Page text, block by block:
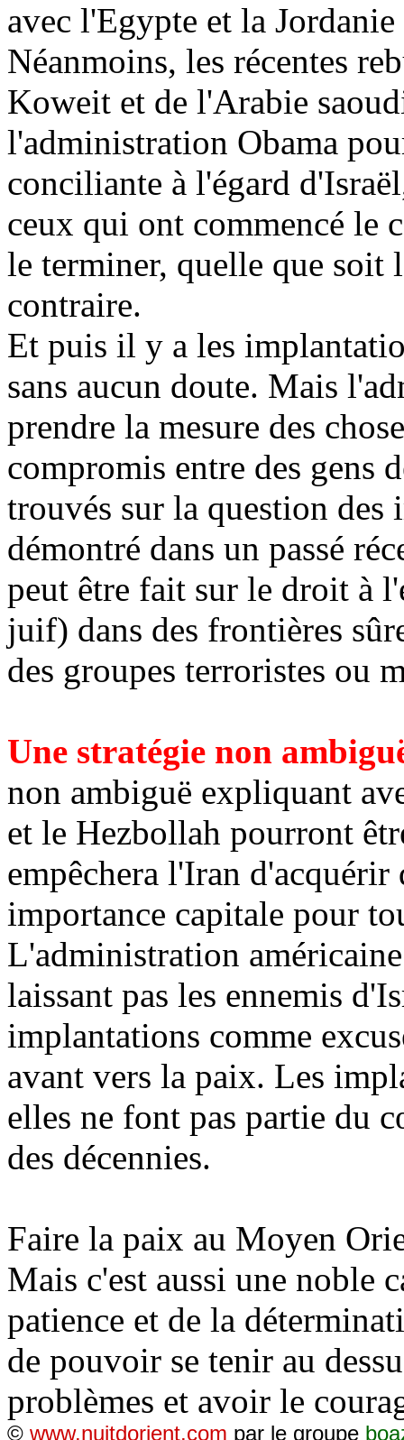
avec l'Egypte et la
Néanmoins, les récentes
Koweit et de l'Arabie
l'administration Obama
conciliante à l'égard
ceux qui ont commencé le
le terminer, quelle que soit
contraire.
Et puis il y a les
sans aucun doute. Mais
prendre la mesure des
compromis entre des gens
trouvés sur la question
démontré dans un passé
peut être fait sur le droit à
juif) dans des frontières
des groupes terroristes ou
Une stratégie non
non ambiguë expliquant
et le Hezbollah pourront
empêchera l'Iran d'acquérir
importance capitale pour
L'administration
laissant pas les ennemis
implantations comme
avant vers la paix. Les
elles ne font pas partie du
des décennies.
Faire la paix au Moyen
Mais c'est aussi une noble
patience et de la
de pouvoir se tenir au
problèmes et avoir le
© www.nuitdorient.com par le groupe